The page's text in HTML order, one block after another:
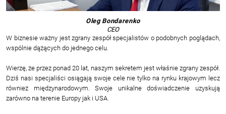
Oleg Bondarenko
CEO
W biznesie ważny jest zgrany zespół specjalistów o podobnych poglądach,
wspólnie dążących do jednego celu.
Wierzę, że przez ponad 20 lat, naszym sekretem jest właśnie zgrany zespół.
Dziś nasi specjaliści osiągają swoje cele nie tylko na rynku krajowym lecz
również międzynarodowym. Swoje unikalne doświadczenie uzyskują
zarówno na terenie Europy jak i USA.